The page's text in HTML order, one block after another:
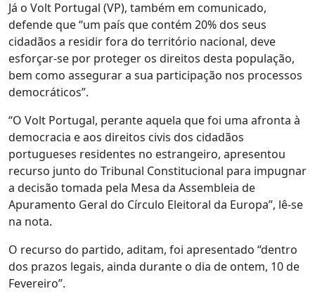
Já o Volt Portugal (VP), também em comunicado,
defende que “um país que contém 20% dos seus
cidadãos a residir fora do território nacional, deve
esforçar-se por proteger os direitos desta população,
bem como assegurar a sua participação nos processos
democráticos”.
“O Volt Portugal, perante aquela que foi uma afronta à
democracia e aos direitos civis dos cidadãos
portugueses residentes no estrangeiro, apresentou
recurso junto do Tribunal Constitucional para impugnar
a decisão tomada pela Mesa da Assembleia de
Apuramento Geral do Círculo Eleitoral da Europa”, lê-se
na nota.
O recurso do partido, aditam, foi apresentado “dentro
dos prazos legais, ainda durante o dia de ontem, 10 de
Fevereiro”.